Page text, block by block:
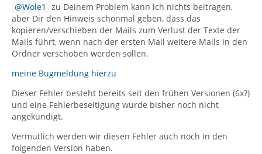
Wole1
zu Deinem Problem kann ich nichts beitragen,
aber Dir den Hinweis schonmal geben, dass das
kopieren/verschieben der Mails zum Verlust der Texte der
Mails führt, wenn nach der ersten Mail weitere Mails in den
Ordner verschoben werden sollen.
meine Bugmeldung hierzu
Dieser Fehler besteht bereits seit den frühen Versionen (6x?)
und eine Fehlerbeseitigung wurde bisher noch nicht
angekündigt.
Vermutlich werden wir diesen Fehler auch noch in den
folgenden Version haben.